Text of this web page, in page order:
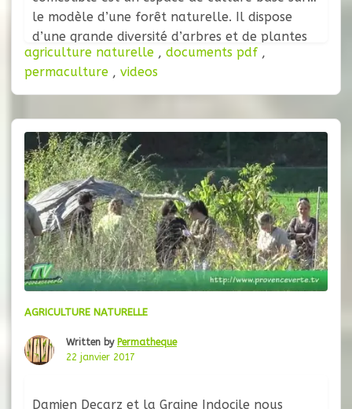
le modèle d’une forêt naturelle. Il dispose
d’une grande diversité d’arbres et de plantes
évoluant sur différents étages (ou strates,
détaillées un peu plus bas). Ce type de culture
est conçu pour apporter, sur
agriculture naturelle , documents pdf ,
permaculture , videos
AGRICULTURE NATURELLE
Written by Permatheque
22 janvier 2017
Damien Decarz et la Graine Indocile nous